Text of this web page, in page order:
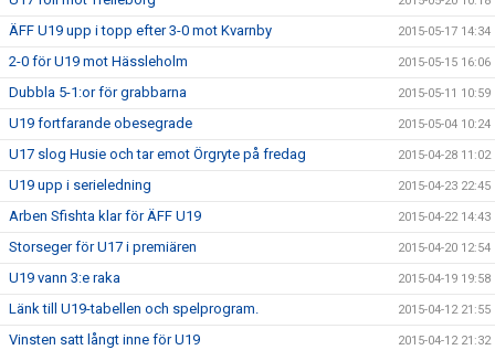
ÄFF U19 upp i topp efter 3-0 mot Kvarnby 2015-05-17 14:34
2-0 för U19 mot Hässleholm 2015-05-15 16:06
Dubbla 5-1:or för grabbarna 2015-05-11 10:59
U19 fortfarande obesegrade 2015-05-04 10:24
U17 slog Husie och tar emot Örgryte på fredag 2015-04-28 11:02
U19 upp i serieledning 2015-04-23 22:45
Arben Sfishta klar för ÄFF U19 2015-04-22 14:43
Storseger för U17 i premiären 2015-04-20 12:54
U19 vann 3:e raka 2015-04-19 19:58
Länk till U19-tabellen och spelprogram. 2015-04-12 21:55
Vinsten satt långt inne för U19 2015-04-12 21:32